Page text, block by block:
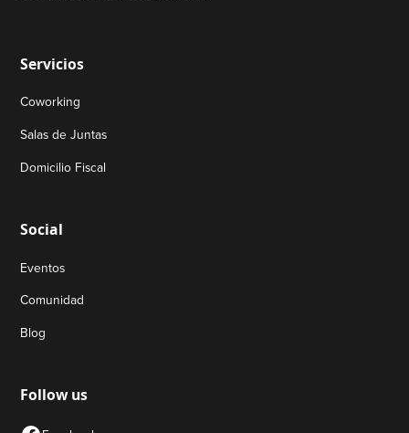
Servicios
Coworking
Salas de Juntas
Domicilio Fiscal
Social
Eventos
Comunidad
Blog
Follow us